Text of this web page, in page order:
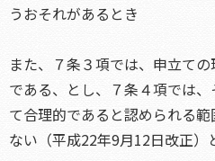
うおそれがあるとき
また、７条３項では、申立て
である、とし、７条４項では
て合理的であると認められる
ない（平成22年9月12日改正）